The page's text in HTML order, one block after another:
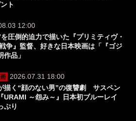
ト
12:00
圧倒的迫力で描いた『プリミティヴ・
争』監督、好きな日本映画は「『ゴジ
作品」
2026.07.31 18:00
描く“顔のない男”の復讐劇 サスペン
URAMI ～怨み～』日本初ブルーレイ
ぷり